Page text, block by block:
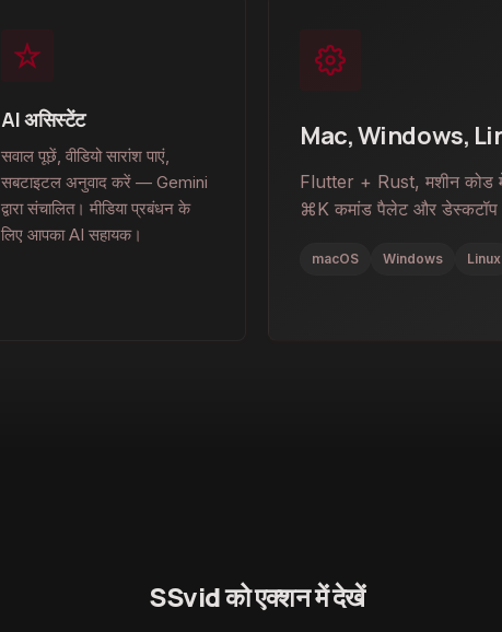
AI असिस्टेंट
सवाल पूछें, वीडियो सारांश पाएं,
सबटाइटल अनुवाद करें — Gemini
द्वारा संचालित। मीडिया प्रबंधन के
लिए आपका AI सहायक।
Mac, Windows,
Flutter + Rust, मशीन कोड में
⌘K कमांड पैलेट और डेस्कटॉप
macOS Windows Linux
SSvid को एक्शन में देखें